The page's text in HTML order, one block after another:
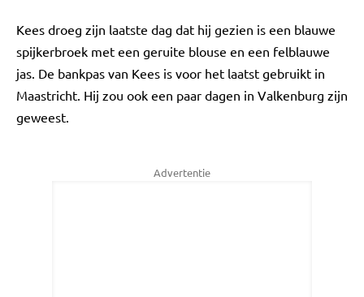
Kees droeg zijn laatste dag dat hij gezien is een blauwe
spijkerbroek met een geruite blouse en een felblauwe
jas. De bankpas van Kees is voor het laatst gebruikt in
Maastricht. Hij zou ook een paar dagen in Valkenburg zijn
geweest.
Advertentie